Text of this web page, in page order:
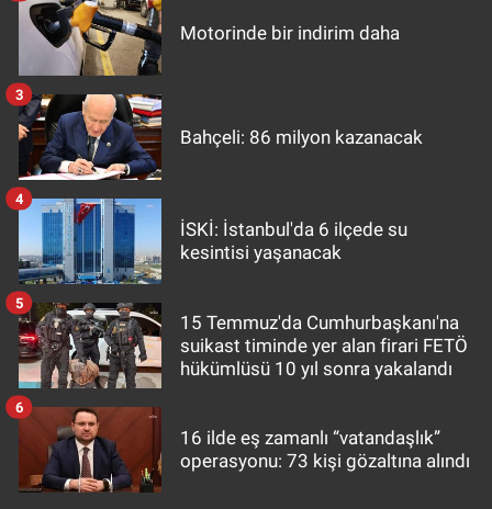
Motorinde bir indirim daha
Bahçeli: 86 milyon kazanacak
3
İSKİ: İstanbul'da 6 ilçede su
kesintisi yaşanacak
4
15 Temmuz'da Cumhurbaşkanı'na
suikast timinde yer alan firari FETÖ
hükümlüsü 10 yıl sonra yakalandı
5
16 ilde eş zamanlı “vatandaşlık”
operasyonu: 73 kişi gözaltına alındı
6